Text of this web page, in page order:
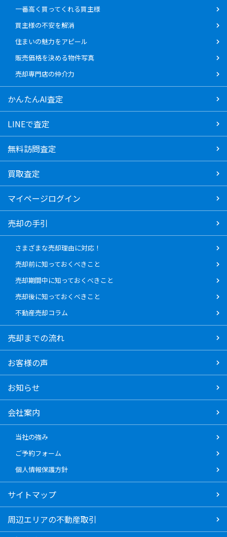
一番高く買ってくれる買主様
買主様の不安を解消
住まいの魅力をアピール
販売価格を決める物件写真
売却専門店の仲介力
かんたんAI査定
LINEで査定
無料訪問査定
買取査定
マイページログイン
売却の手引
さまざまな売却理由に対応！
売却前に知っておくべきこと
売却期間中に知っておくべきこと
売却後に知っておくべきこと
不動産売却コラム
売却までの流れ
お客様の声
お知らせ
会社案内
当社の強み
ご予約フォーム
個人情報保護方針
サイトマップ
周辺エリアの不動産取引